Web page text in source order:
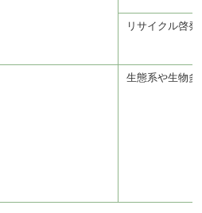
リサイクル啓
生態系や生物